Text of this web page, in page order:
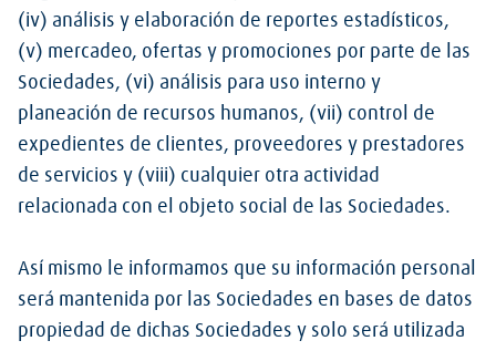
(iv) análisis y elaboración de reportes estadísticos,
(v) mercadeo, ofertas y promociones por parte de las
Sociedades, (vi) análisis para uso interno y
planeación de recursos humanos, (vii) control de
expedientes de clientes, proveedores y prestadores
de servicios y (viii) cualquier otra actividad
relacionada con el objeto social de las Sociedades.
Así mismo le informamos que su información personal
será mantenida por las Sociedades en bases de datos
propiedad de dichas Sociedades y solo será utilizada